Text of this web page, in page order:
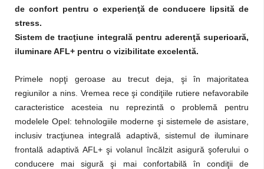
de confort pentru o experienţă de conducere lipsită de
stress.
Sistem de tracţiune integrală pentru aderenţă superioară,
iluminare AFL+ pentru o vizibilitate excelentă.
Primele nopţi geroase au trecut deja, şi în majoritatea
regiunilor a nins. Vremea rece şi condiţiile rutiere nefavorabile
caracteristice acesteia nu reprezintă o problemă pentru
modelele Opel: tehnologiile moderne şi sistemele de asistare,
inclusiv tracţiunea integrală adaptivă, sistemul de iluminare
frontală adaptivă AFL+ şi volanul încălzit asigură şoferului o
conducere mai sigură şi mai confortabilă în condiţii de